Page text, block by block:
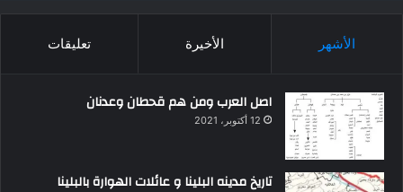
الأشهر الأخيرة تعليقات
اصل العرب ومن هم قحطان وعدنان
12 أكتوبر، 2021
تاريخ مدينه البلينا و عائلات الهوارة بالبلينا